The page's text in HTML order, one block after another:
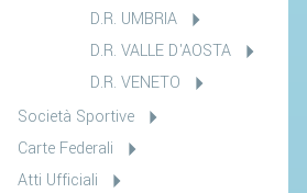
D.R. UMBRIA
D.R. VALLE D'AOSTA
D.R. VENETO
Società Sportive
Carte Federali
Atti Ufficiali